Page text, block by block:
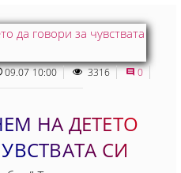
09.07 10:00 3316 0
НА ДЕТЕТО
СИ